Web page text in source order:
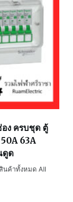
ง ครบชุด ตู้
63A
ดูด
สินค้าทั้งหมด All